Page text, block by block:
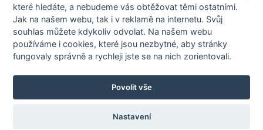
Otestujte se
Spočítejte si
Výzva 52
WWW.HRAVEZIJZDRAVE.CZ
které hledáte, a nebudeme vás obtěžovat těmi ostatními.
Jak na našem webu, tak i v reklamě na internetu. Svůj
souhlas můžete kdykoliv odvolat. Na našem webu
používáme i cookies, které jsou nezbytné, aby stránky
fungovaly správně a rychleji jste se na nich zorientovali.
Povolit vše
Nastavení